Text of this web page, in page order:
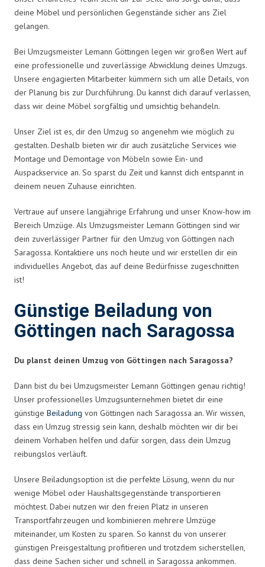
deine Möbel und persönlichen Gegenstände sicher ans Ziel
gelangen.
Bei Umzugsmeister Lemann Göttingen legen wir großen Wert auf
eine professionelle und zuverlässige Abwicklung deines Umzugs.
Unsere engagierten Mitarbeiter kümmern sich um alle Details, von
der Planung bis zur Durchführung. Du kannst dich darauf verlassen,
dass wir deine Möbel sorgfältig und umsichtig behandeln.
Unser Ziel ist es, dir den Umzug so angenehm wie möglich zu
gestalten. Deshalb bieten wir dir auch zusätzliche Services wie
Montage und Demontage von Möbeln sowie Ein- und
Auspackservice an. So sparst du Zeit und kannst dich entspannt in
deinem neuen Zuhause einrichten.
Vertraue auf unsere langjährige Erfahrung und unser Know-how im
Bereich Umzüge. Als Umzugsmeister Lemann Göttingen sind wir
dein zuverlässiger Partner für den Umzug von Göttingen nach
Saragossa. Kontaktiere uns noch heute und wir erstellen dir ein
individuelles Angebot, das auf deine Bedürfnisse zugeschnitten
ist!
Günstige Beiladung von
Göttingen nach Saragossa
Du planst deinen Umzug von Göttingen nach Saragossa?
Dann bist du bei Umzugsmeister Lemann Göttingen genau richtig!
Unser professionelles Umzugsunternehmen bietet dir eine
günstige Beiladung von Göttingen nach Saragossa an. Wir wissen,
dass ein Umzug stressig sein kann, deshalb möchten wir dir bei
deinem Vorhaben helfen und dafür sorgen, dass dein Umzug
reibungslos verläuft.
Unsere Beiladungsoption ist die perfekte Lösung, wenn du nur
wenige Möbel oder Haushaltsgegenstände transportieren
möchtest. Dabei nutzen wir den freien Platz in unseren
Transportfahrzeugen und kombinieren mehrere Umzüge
miteinander, um Kosten zu sparen. So kannst du von unserer
günstigen Preisgestaltung profitieren und trotzdem sicherstellen,
dass deine Sachen sicher und schnell in Saragossa ankommen.